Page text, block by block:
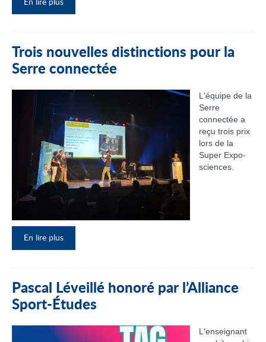
En lire plus
Trois nouvelles distinctions pour la
Serre connectée
L'équipe de la
Serre
connectée a
reçu trois prix
lors de la
Super Expo-
sciences.
En lire plus
Pascal Léveillé honoré par l’Alliance
Sport-Études
L'enseignant